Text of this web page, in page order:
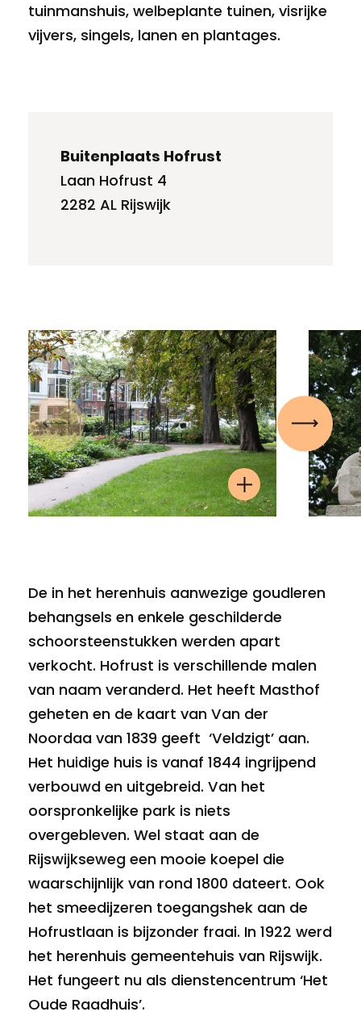
tuinmanshuis, welbeplante tuinen, visrijke
vijvers, singels, lanen en plantages.
Buitenplaats Hofrust
Laan Hofrust 4
2282 AL Rijswijk
Vorige
De in het herenhuis aanwezige goudleren
behangsels en enkele geschilderde
schoorsteenstukken werden apart
verkocht. Hofrust is verschillende malen
van naam veranderd. Het heeft Masthof
geheten en de kaart van Van der
Noordaa van 1839 geeft ‘Veldzigt’ aan.
Het huidige huis is vanaf 1844 ingrijpend
verbouwd en uitgebreid. Van het
oorspronkelijke park is niets
overgebleven. Wel staat aan de
Rijswijkseweg een mooie koepel die
waarschijnlijk van rond 1800 dateert. Ook
het smeedijzeren toegangshek aan de
Hofrustlaan is bijzonder fraai. In 1922 werd
het herenhuis gemeentehuis van Rijswijk.
Het fungeert nu als dienstencentrum ‘Het
Oude Raadhuis’.